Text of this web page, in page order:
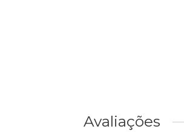
Avaliações